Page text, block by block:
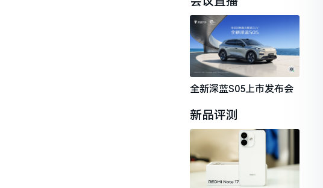
全新深蓝S05上市发布会
新品评测